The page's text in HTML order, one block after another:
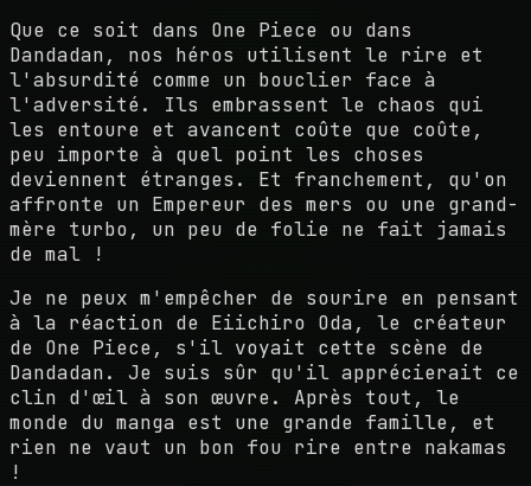
Que ce soit dans One Piece ou dans
Dandadan, nos héros utilisent le rire et
l'absurdité comme un bouclier face à
l'adversité. Ils embrassent le chaos qui
les entoure et avancent coûte que coûte,
peu importe à quel point les choses
deviennent étranges. Et franchement, qu'on
affronte un Empereur des mers ou une grand-
mère turbo, un peu de folie ne fait jamais
de mal !
Je ne peux m'empêcher de sourire en pensant
à la réaction de Eiichiro Oda, le créateur
de One Piece, s'il voyait cette scène de
Dandadan. Je suis sûr qu'il apprécierait ce
clin d'œil à son œuvre. Après tout, le
monde du manga est une grande famille, et
rien ne vaut un bon fou rire entre nakamas
!